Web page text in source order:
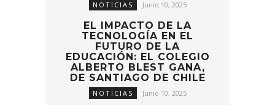
NOTICIAS Junio 10, 2025
EL IMPACTO DE LA
TECNOLOGÍA EN EL
FUTURO DE LA
EDUCACIÓN: EL COLEGIO
ALBERTO BLEST GANA,
DE SANTIAGO DE CHILE
NOTICIAS Junio 10, 2025